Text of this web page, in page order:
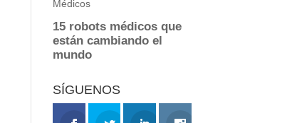
SÍGUENOS